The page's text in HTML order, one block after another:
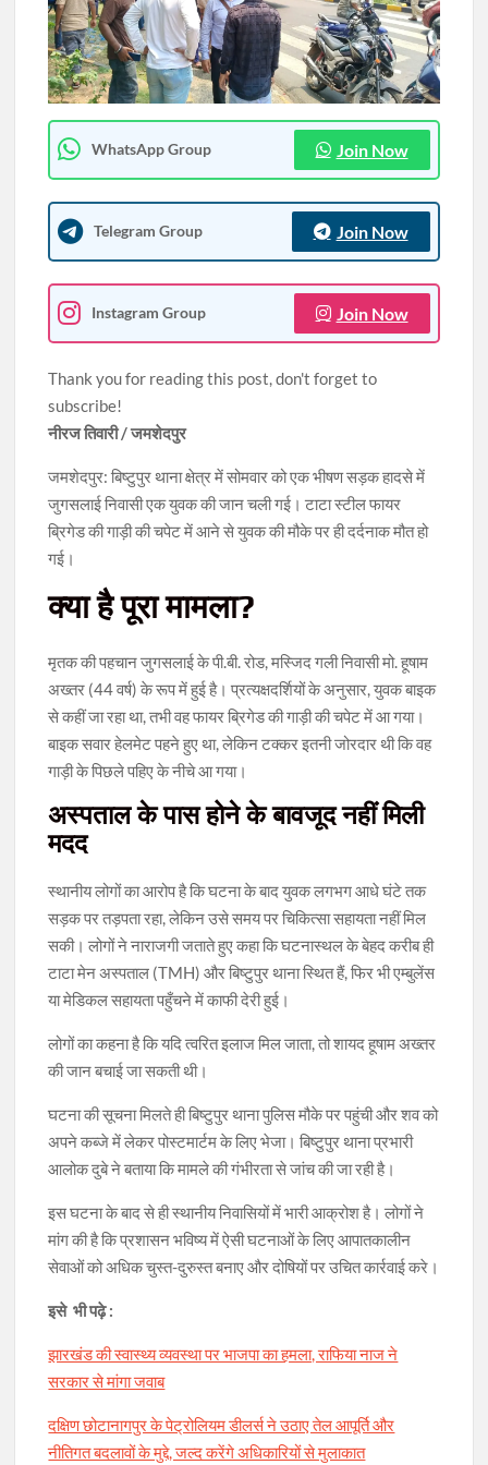
JPSC-JSSC भर्ती विवाद: छात्रों ने गठित किया प्रतिनिधिमंडल, सरकार की
उच्च स्तरीय कमेटी से होगी वार्ता
खलारी में तीन लापता बच्चे सकुशल बरामद, आरोपी गिरफ्तार
WhatsApp Group Join Now
Telegram Group Join Now
Instagram Group Join Now
Thank you for reading this post, don't forget to
subscribe!
नीरज तिवारी / जमशेदपुर
जमशेदपुर: बिष्टुपुर थाना क्षेत्र में सोमवार को एक भीषण सड़क हादसे में
जुगसलाई निवासी एक युवक की जान चली गई। टाटा स्टील फायर
ब्रिगेड की गाड़ी की चपेट में आने से युवक की मौके पर ही दर्दनाक मौत हो
गई।
क्या है पूरा मामला?
मृतक की पहचान जुगसलाई के पी.बी. रोड, मस्जिद गली निवासी मो. हूषाम
अख्तर (44 वर्ष) के रूप में हुई है। प्रत्यक्षदर्शियों के अनुसार, युवक बाइक
से कहीं जा रहा था, तभी वह फायर ब्रिगेड की गाड़ी की चपेट में आ गया।
बाइक सवार हेलमेट पहने हुए था, लेकिन टक्कर इतनी जोरदार थी कि वह
गाड़ी के पिछले पहिए के नीचे आ गया।
अस्पताल के पास होने के बावजूद नहीं मिली
मदद
स्थानीय लोगों का आरोप है कि घटना के बाद युवक लगभग आधे घंटे तक
सड़क पर तड़पता रहा, लेकिन उसे समय पर चिकित्सा सहायता नहीं मिल
सकी। लोगों ने नाराजगी जताते हुए कहा कि घटनास्थल के बेहद करीब ही
टाटा मेन अस्पताल (TMH) और बिष्टुपुर थाना स्थित हैं, फिर भी एम्बुलेंस
या मेडिकल सहायता पहुँचने में काफी देरी हुई।
लोगों का कहना है कि यदि त्वरित इलाज मिल जाता, तो शायद हूषाम अख्तर
की जान बचाई जा सकती थी।
घटना की सूचना मिलते ही बिष्टुपुर थाना पुलिस मौके पर पहुंची और शव को
अपने कब्जे में लेकर पोस्टमार्टम के लिए भेजा। बिष्टुपुर थाना प्रभारी
आलोक दुबे ने बताया कि मामले की गंभीरता से जांच की जा रही है।
इस घटना के बाद से ही स्थानीय निवासियों में भारी आक्रोश है। लोगों ने
मांग की है कि प्रशासन भविष्य में ऐसी घटनाओं के लिए आपातकालीन
सेवाओं को अधिक चुस्त-दुरुस्त बनाए और दोषियों पर उचित कार्रवाई करे।
इसे भी पढ़े :
झारखंड की स्वास्थ्य व्यवस्था पर भाजपा का हमला, राफिया नाज ने
सरकार से मांगा जवाब
दक्षिण छोटानागपुर के पेट्रोलियम डीलर्स ने उठाए तेल आपूर्ति और
नीतिगत बदलावों के मुद्दे, जल्द करेंगे अधिकारियों से मुलाकात